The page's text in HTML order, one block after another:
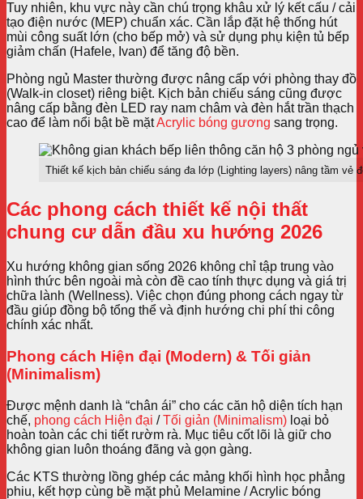
Tuy nhiên, khu vực này cần chú trọng khâu xử lý kết cấu / cải
tạo điện nước (MEP) chuẩn xác. Cần lắp đặt hệ thống hút
mùi công suất lớn (cho bếp mở) và sử dụng phụ kiện tủ bếp
giảm chấn (Hafele, Ivan) để tăng độ bền.
Phòng ngủ Master thường được nâng cấp với phòng thay đồ
(Walk-in closet) riêng biệt. Kịch bản chiếu sáng cũng được
nâng cấp bằng đèn LED ray nam châm và đèn hắt trần thạch
cao để làm nổi bật bề mặtAcrylic bóng gương sang trọng.
Thiết kế kịch bản chiếu sáng đa lớp (Lighting layers) nâng tầm vẻ
Các phong cách thiết kế nội thất
chung cư dẫn đầu xu hướng 2026
Xu hướng không gian sống 2026 không chỉ tập trung vào
hình thức bên ngoài mà còn đề cao tính thực dụng và giá trị
chữa lành (Wellness). Việc chọn đúng phong cách ngay từ
đầu giúp đồng bộ tổng thể và định hướng chi phí thi công
chính xác nhất.
Phong cách Hiện đại (Modern) & Tối giản
(Minimalism)
Được mệnh danh là “chân ái” cho các căn hộ diện tích hạn
chế, phong cách Hiện đại /Tối giản (Minimalism) loại bỏ
hoàn toàn các chi tiết rườm rà. Mục tiêu cốt lõi là giữ cho
không gian luôn thoáng đãng và gọn gàng.
Các KTS thường lồng ghép các mảng khối hình học phẳng
phiu, kết hợp cùng bề mặt phủ Melamine / Acrylic bóng